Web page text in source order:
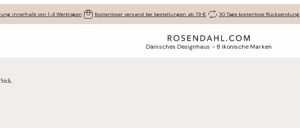
innerhalb von 1-4 Werktagen Kostenloser versand bei bestellungen ab 79 € 30 Tage kostenlose Rücksendung
Dänisches Designhaus - 8 ikonische Marken